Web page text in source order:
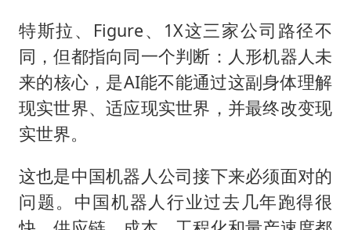
特斯拉、Figure、1X这三家公司路径不
同，但都指向同一个判断：人形机器人未
来的核心，是AI能不能通过这副身体理解
现实世界、适应现实世界，并最终改变现
实世界。
这也是中国机器人公司接下来必须面对的
问题。中国机器人行业过去几年跑得很